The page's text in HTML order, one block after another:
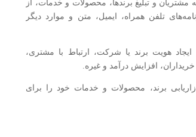
مشتریان و تبلیغ برندها، محصولات و خدمات، از
تلفن همراه، ایمیل، متن و موارد دیگر
ایجاد هویت برند یا شرکت، ارتباط با مشتری،
افزایش درآمد و غیره.
برند، محصولات و خدمات خود را برای